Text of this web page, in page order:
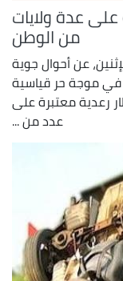
عدة ولايات
من الوطن
عن أحوال جوية
في موجة حر قياسية
رعدية معتبرة على
عدد من ...